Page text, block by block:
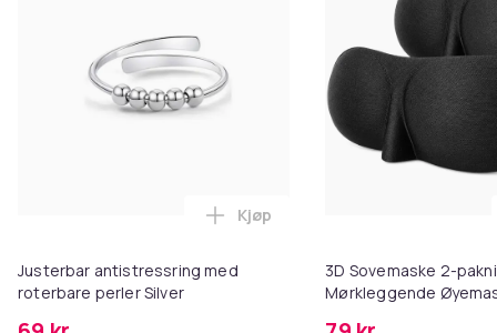
Justerbar antistressring med
roterbare perler Silver
Legg Justerbar antistressring
Kjøp
3D Sovemaske 2-
Mørkleggende